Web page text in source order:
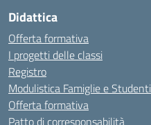
Didattica
Offerta formativa
I progetti delle classi
Registro
Modulistica Famiglie e Studenti
Offerta formativa
Patto di corresponsabilità